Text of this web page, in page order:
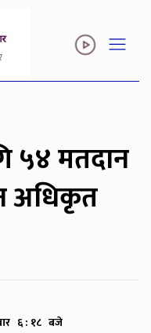
५४ मतदान
अधिकृत
६ : १८ बजे